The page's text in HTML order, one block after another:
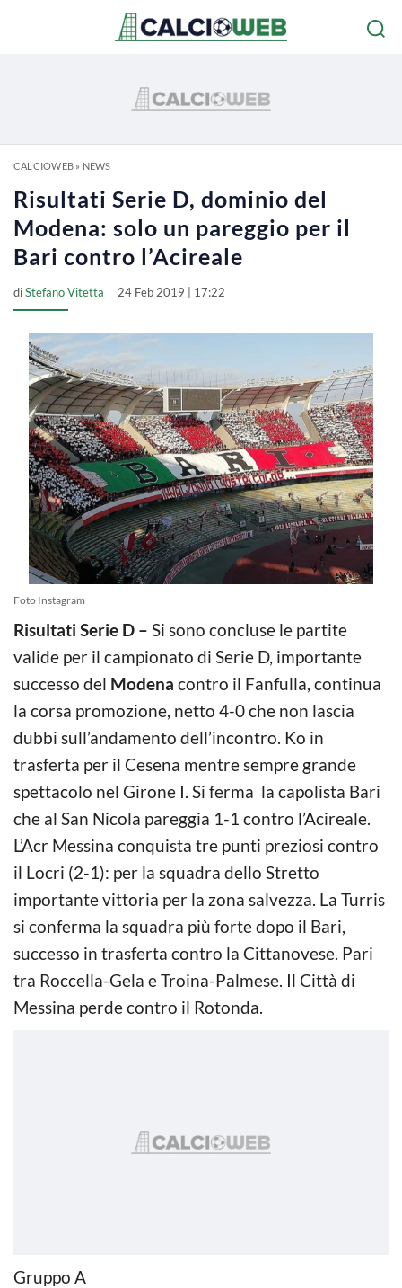
CALCIOWEB» NEWS
Risultati Serie D, dominio del
Modena: solo un pareggio per il
Bari contro l’Acireale
diStefano Vitetta 24 Feb 2019 | 17:22
Foto Instagram
Risultati Serie D – Si sono concluse le partite
valide per il campionato di Serie D, importante
successo del Modena contro il Fanfulla, continua
la corsa promozione, netto 4-0 che non lascia
dubbi sull’andamento dell’incontro. Ko in
trasferta per il Cesena mentre sempre grande
spettacolo nel Girone I. Si ferma la capolista Bari
che al San Nicola pareggia 1-1 contro l’Acireale.
L’Acr Messina conquista tre punti preziosi contro
il Locri (2-1): per la squadra dello Stretto
importante vittoria per la zona salvezza. La Turris
si conferma la squadra più forte dopo il Bari,
successo in trasferta contro la Cittanovese. Pari
tra Roccella-Gela e Troina-Palmese. Il Città di
Messina perde contro il Rotonda.
Gruppo A